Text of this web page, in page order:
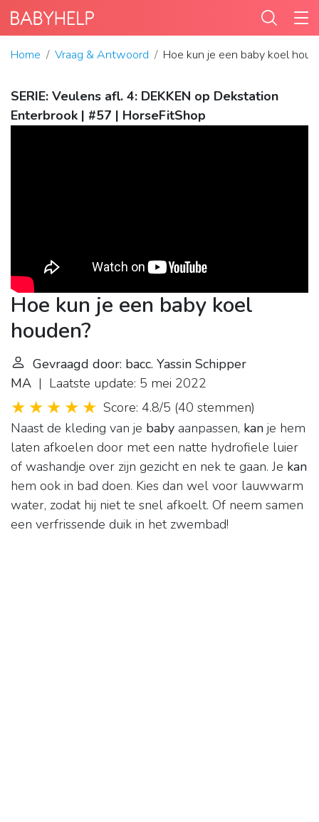
Home Vraag & Antwoord Hoe kun je een baby koel
SERIE: Veulens afl. 4: DEKKEN op Dekstation
Enterbrook | #57 | HorseFitShop
Hoe kun je een baby koel
houden?
Gevraagd door: bacc. Yassin Schipper
MA | Laatste update: 5 mei 2022
Score: 4.8/5 (40 stemmen)
Naast de kleding van je baby aanpassen, kan je hem
laten afkoelen door met een natte hydrofiele luier
of washandje over zijn gezicht en nek te gaan. Je kan
hem ook in bad doen. Kies dan wel voor lauwwarm
water, zodat hij niet te snel afkoelt. Of neem samen
een verfrissende duik in het zwembad!